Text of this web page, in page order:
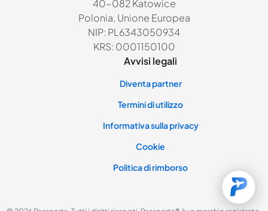
40-082 Katowice
Polonia, Unione Europea
NIP: PL6343050934
KRS: 0001150100
Avvisi legali
Diventa partner
Termini di utilizzo
Informativa sulla privacy
Cookie
Politica di rimborso